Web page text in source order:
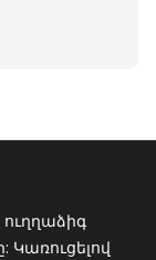
ուղղաձիգ